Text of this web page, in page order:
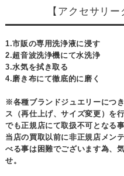
【アクセサリ
1.市販の専用洗浄液に浸す
2.超音波洗浄機にて水洗浄
3.水気を拭き取る
4.磨き布にて徹底的に磨く
※各種ブランドジュエリーにつ
ス（再仕上げ、サイズ変更）を
でも正規店にて取扱不可となる
当店の買取以前に非正規店メン
べる事は困難でございます為、
せ。